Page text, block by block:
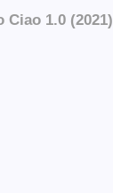
Ciao 1.0 (2021)